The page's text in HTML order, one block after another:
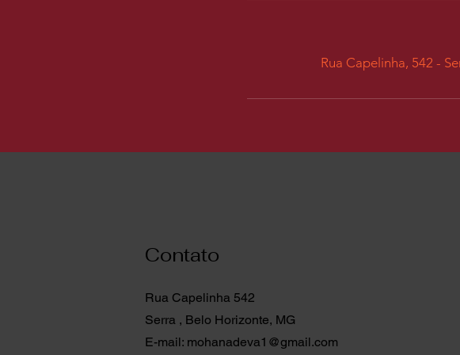
Rua Capelinha, 542 -
Contato
Rua Capelinha 542
Serra , Belo Horizonte, MG
E-mail: mohanadeva1@gmail.com